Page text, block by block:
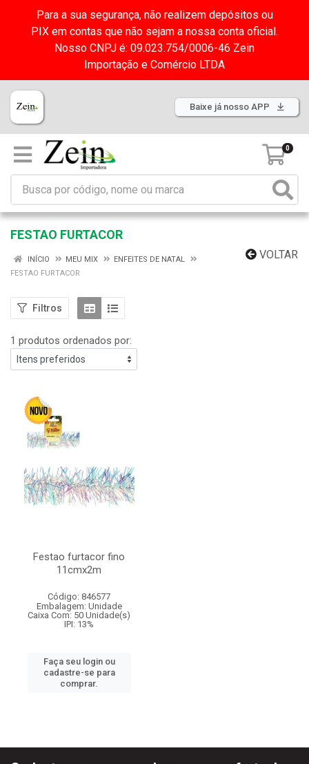
Para a sua segurança, não realizem depósitos ou
PIX em contas que não sejam a nossa conta oficial.
Nosso CNPJ é: 09.023.754/0006-46 Zein
Importação e Comércio LTDA
Baixe já nosso APP
0
FESTAO FURTACOR
VOLTAR
INÍCIO MEU MIX
ENFEITES DE NATAL
FESTAO FURTACOR
Filtros
1 produtos ordenados por:
Festao furtacor fino
11cmx2m
Código: 846577
Embalagem: Unidade
Caixa Com: 50 Unidade(s)
IPI: 13%
Faça seu login ou
cadastre-se para
comprar.